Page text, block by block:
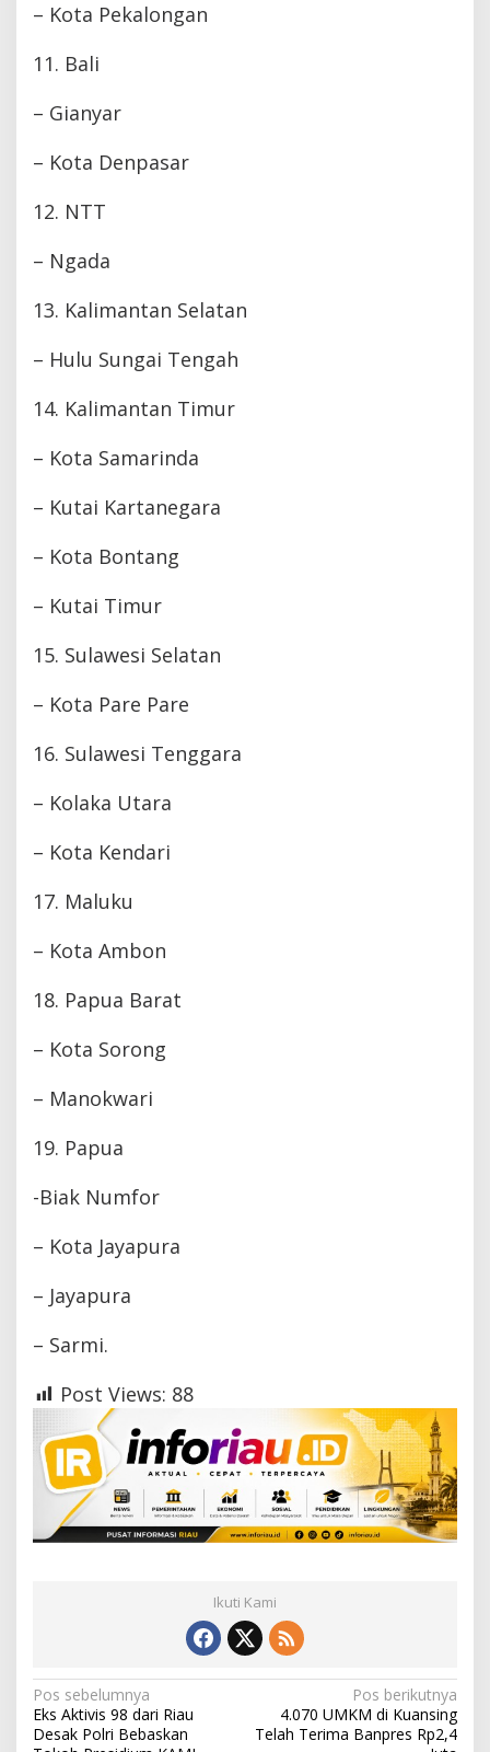
– Kota Pekalongan
11. Bali
– Gianyar
– Kota Denpasar
12. NTT
– Ngada
13. Kalimantan Selatan
– Hulu Sungai Tengah
14. Kalimantan Timur
– Kota Samarinda
– Kutai Kartanegara
– Kota Bontang
– Kutai Timur
15. Sulawesi Selatan
– Kota Pare Pare
16. Sulawesi Tenggara
– Kolaka Utara
– Kota Kendari
17. Maluku
– Kota Ambon
18. Papua Barat
– Kota Sorong
– Manokwari
19. Papua
-Biak Numfor
– Kota Jayapura
– Jayapura
– Sarmi.
Post Views: 88
Ikuti Kami
N
a
Pos sebelumnya
Eks Aktivis 98 dari Riau
Desak Polri Bebaskan
Pos berikutnya
4.070 UMKM di Kuansing
Telah Terima Banpres Rp2,4